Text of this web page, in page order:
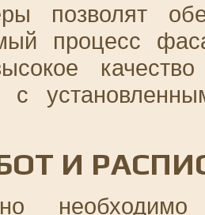
позволят
процесс
с
И